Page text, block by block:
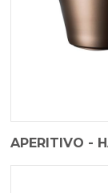
KLARNA
Pagamento in 3
APERITIVO -